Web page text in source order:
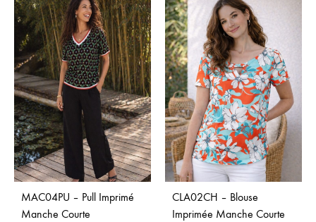
MAC04PU – Pull Imprimé
Manche Courte
CLA02CH – Blouse
Imprimée Manche Courte